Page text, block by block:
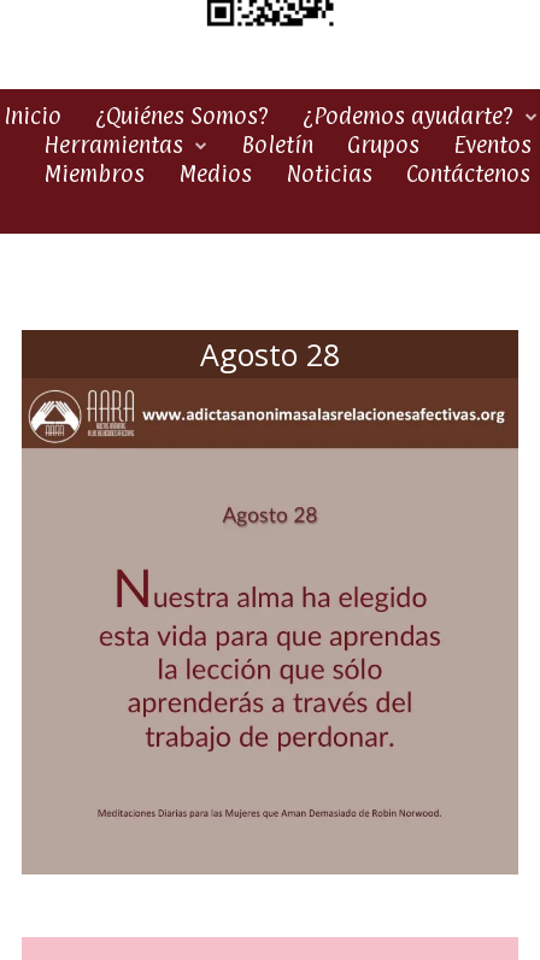
Inicio ¿Quiénes Somos?
¿Podemos ayudarte?
Herramientas
Boletín Grupos
Eventos
Miembros
Medios Noticias Contáctenos
Agosto 28